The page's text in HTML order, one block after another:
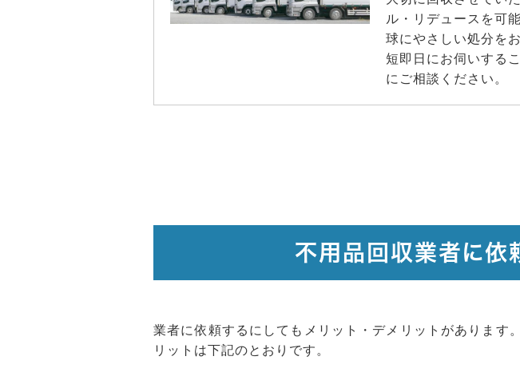
ル・リデュースを可
球にやさしい処分を
短即日にお伺いする
にご相談ください。
不用品回収業者に依
業者に依頼するにしてもメリット・デメリットがあります
リットは下記のとおりです。